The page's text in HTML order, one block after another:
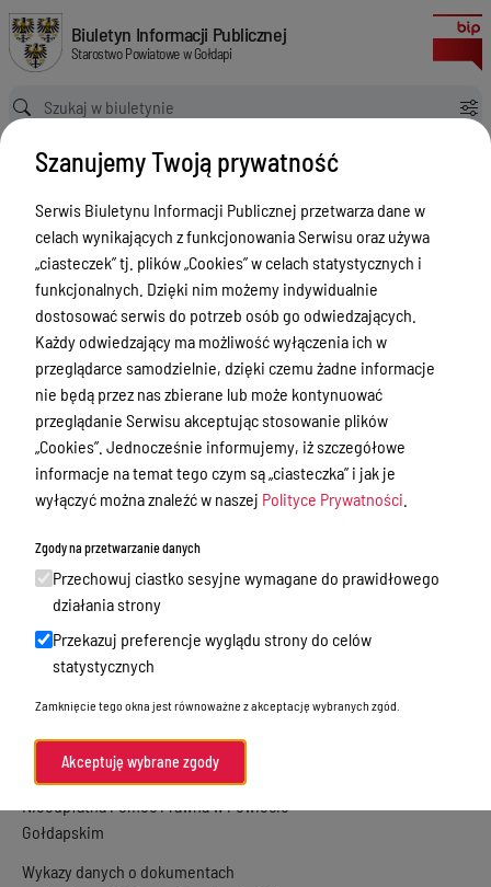
Cyfryzacja zasobu geodezyjnego i kartograficznego Powiatu
Biuletyn Informacji Publicznej Starostwo Powiatowe w Gołdapi
Biuletyn Informacji Publicznej
Starostwo Powiatowe w Gołdapi
Ścieżka powrotu
Strona główna
Zamówienia publiczne
Cyfryzacja zasobu geodezyjnego i kartograficznego Powiatu Gołdapskiego
Zamówienia publiczne
Menu Przedmiotowe
Powiat
Rada Powiatu
Zarząd Powiatu
Starostwo Powiatowe
Petycje
Oświadczenia majątkowe
Praca w Starostwie
Akty prawne
Informacje, konkursy, ogłoszenia
Plan postępowań o udzielenie
zamówień publicznych
Menu Podmiotowe
Nieodpłatna Pomoc Prawna w Powiecie
Gołdapskim
Wykazy danych o dokumentach
Szanujemy Twoją prywatność
Serwis Biuletynu Informacji Publicznej przetwarza dane w
celach wynikających z funkcjonowania Serwisu oraz używa
„ciasteczek” tj. plików „Cookies” w celach statystycznych i
funkcjonalnych. Dzięki nim możemy indywidualnie
dostosować serwis do potrzeb osób go odwiedzających.
Każdy odwiedzający ma możliwość wyłączenia ich w
przeglądarce samodzielnie, dzięki czemu żadne informacje
nie będą przez nas zbierane lub może kontynuować
przeglądanie Serwisu akceptując stosowanie plików
„Cookies”. Jednocześnie informujemy, iż szczegółowe
informacje na temat tego czym są „ciasteczka” i jak je
wyłączyć można znaleźć w naszej Polityce Prywatności
Zgody na przetwarzanie danych
Przechowuj ciastko sesyjne wymagane do prawidłowego
działania strony
Przekazuj preferencje wyglądu strony do celów
statystycznych
Zamknięcie tego okna jest równoważne z akceptację wybranych zgód.
Akceptuję wybrane zgody